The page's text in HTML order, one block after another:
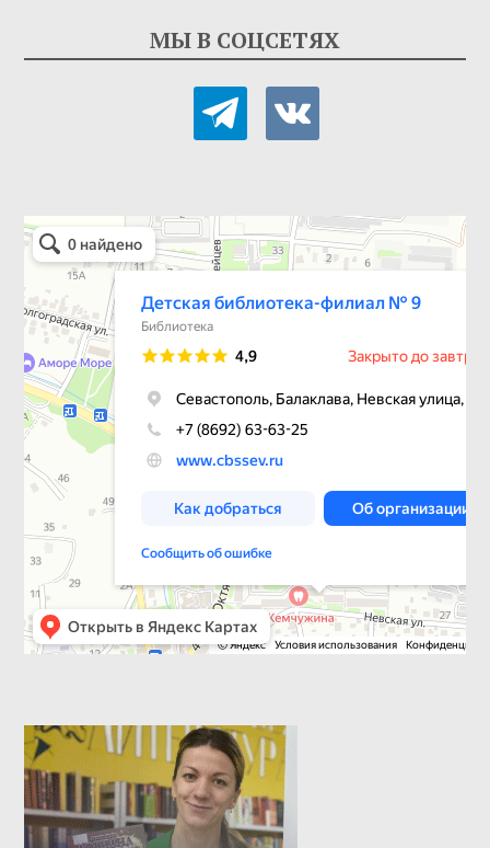
МЫ В СОЦСЕТЯХ
telegramvkontakte
Детская библиотека-филиал № 9
Библиотека в Севастополе